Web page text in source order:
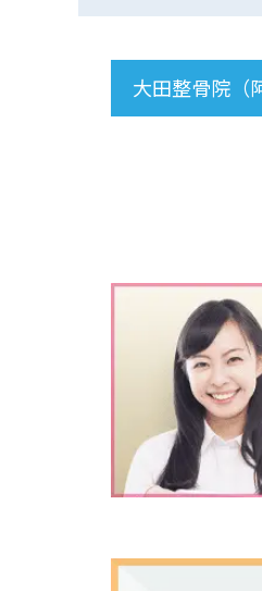
大田整骨院（